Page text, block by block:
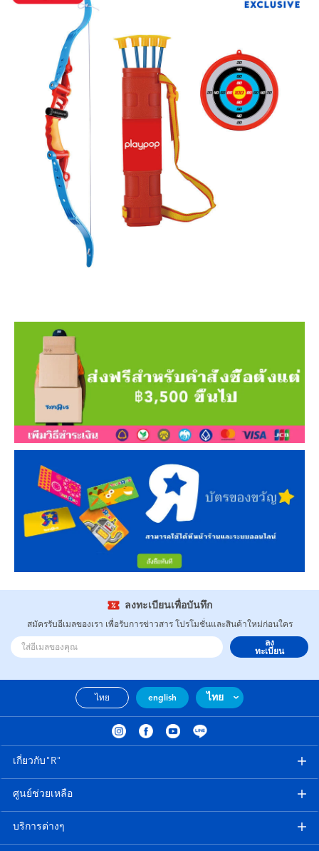
ลงทะเบียนเพื่อบันทึก
สมัครรับอีเมลของเรา เพื่อรับการข่าวสาร โปรโมชั่นและสินค้าใหม่ก่อนใคร
ลง
ทะเบียน
ไทย english ไทย
เกี่ยวกับ"R"
ศูนย์ช่วยเหลือ
บริการต่างๆ